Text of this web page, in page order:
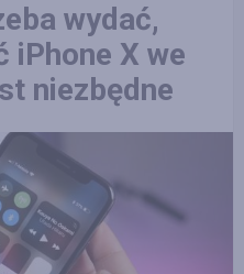
wydać,
iPhone X we
niezbędne